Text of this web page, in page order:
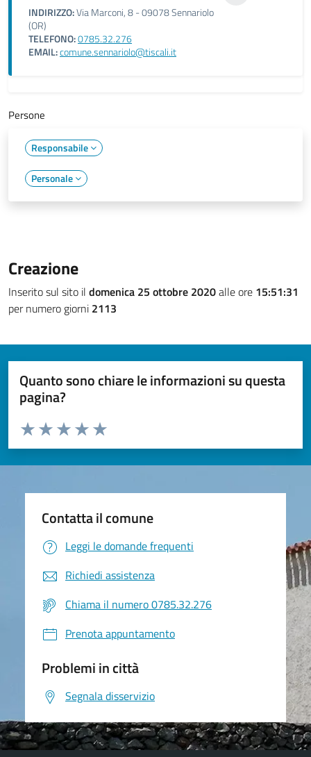
INDIRIZZO:Via Marconi, 8 - 09078 Sennariolo
(OR)
TELEFONO:0785.32.276
EMAIL:comune.sennariolo@tiscali.it
Persone
Responsabile
Personale
Creazione
Inserito sul sito il domenica 25 ottobre 2020alle ore 15:51:31
per numero giorni 2113
Quanto sono chiare le informazioni su questa
pagina?
Valuta da 1 a 5 stelle la pagina
Valuta 5 stelle su 5
Valuta 4 stelle su 5
Valuta 3 stelle su 5
Valuta 2 stelle su 5
Valuta 1 stelle su 5
Contatta il comune
Leggi le domande frequenti
Richiedi assistenza
Chiama il numero 0785.32.276
Prenota appuntamento
Problemi in città
Segnala disservizio